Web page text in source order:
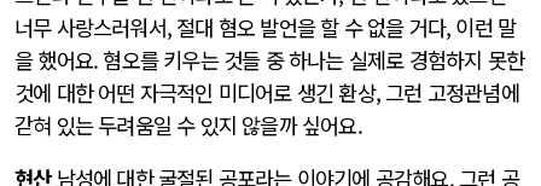
너무 사랑스러워서, 절대 혐오 발언을 할 수 없을 거다, 이런 말
을 했어요. 혐오를 키우는 것들 중 하나는 실제로 경험하지 못한
것에 대한 어떤 자극적인 미디어로 생긴 환상, 그런 고정관념에
갇혀 있는 두려움일 수 있지 않을까 싶어요.
현산남성에 대한 굴절된 공포라는 이야기에 공감해요. 그런 공